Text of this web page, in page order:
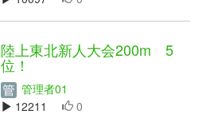
陸上東北新人大会200m 5
位！
管理者01
12211
0